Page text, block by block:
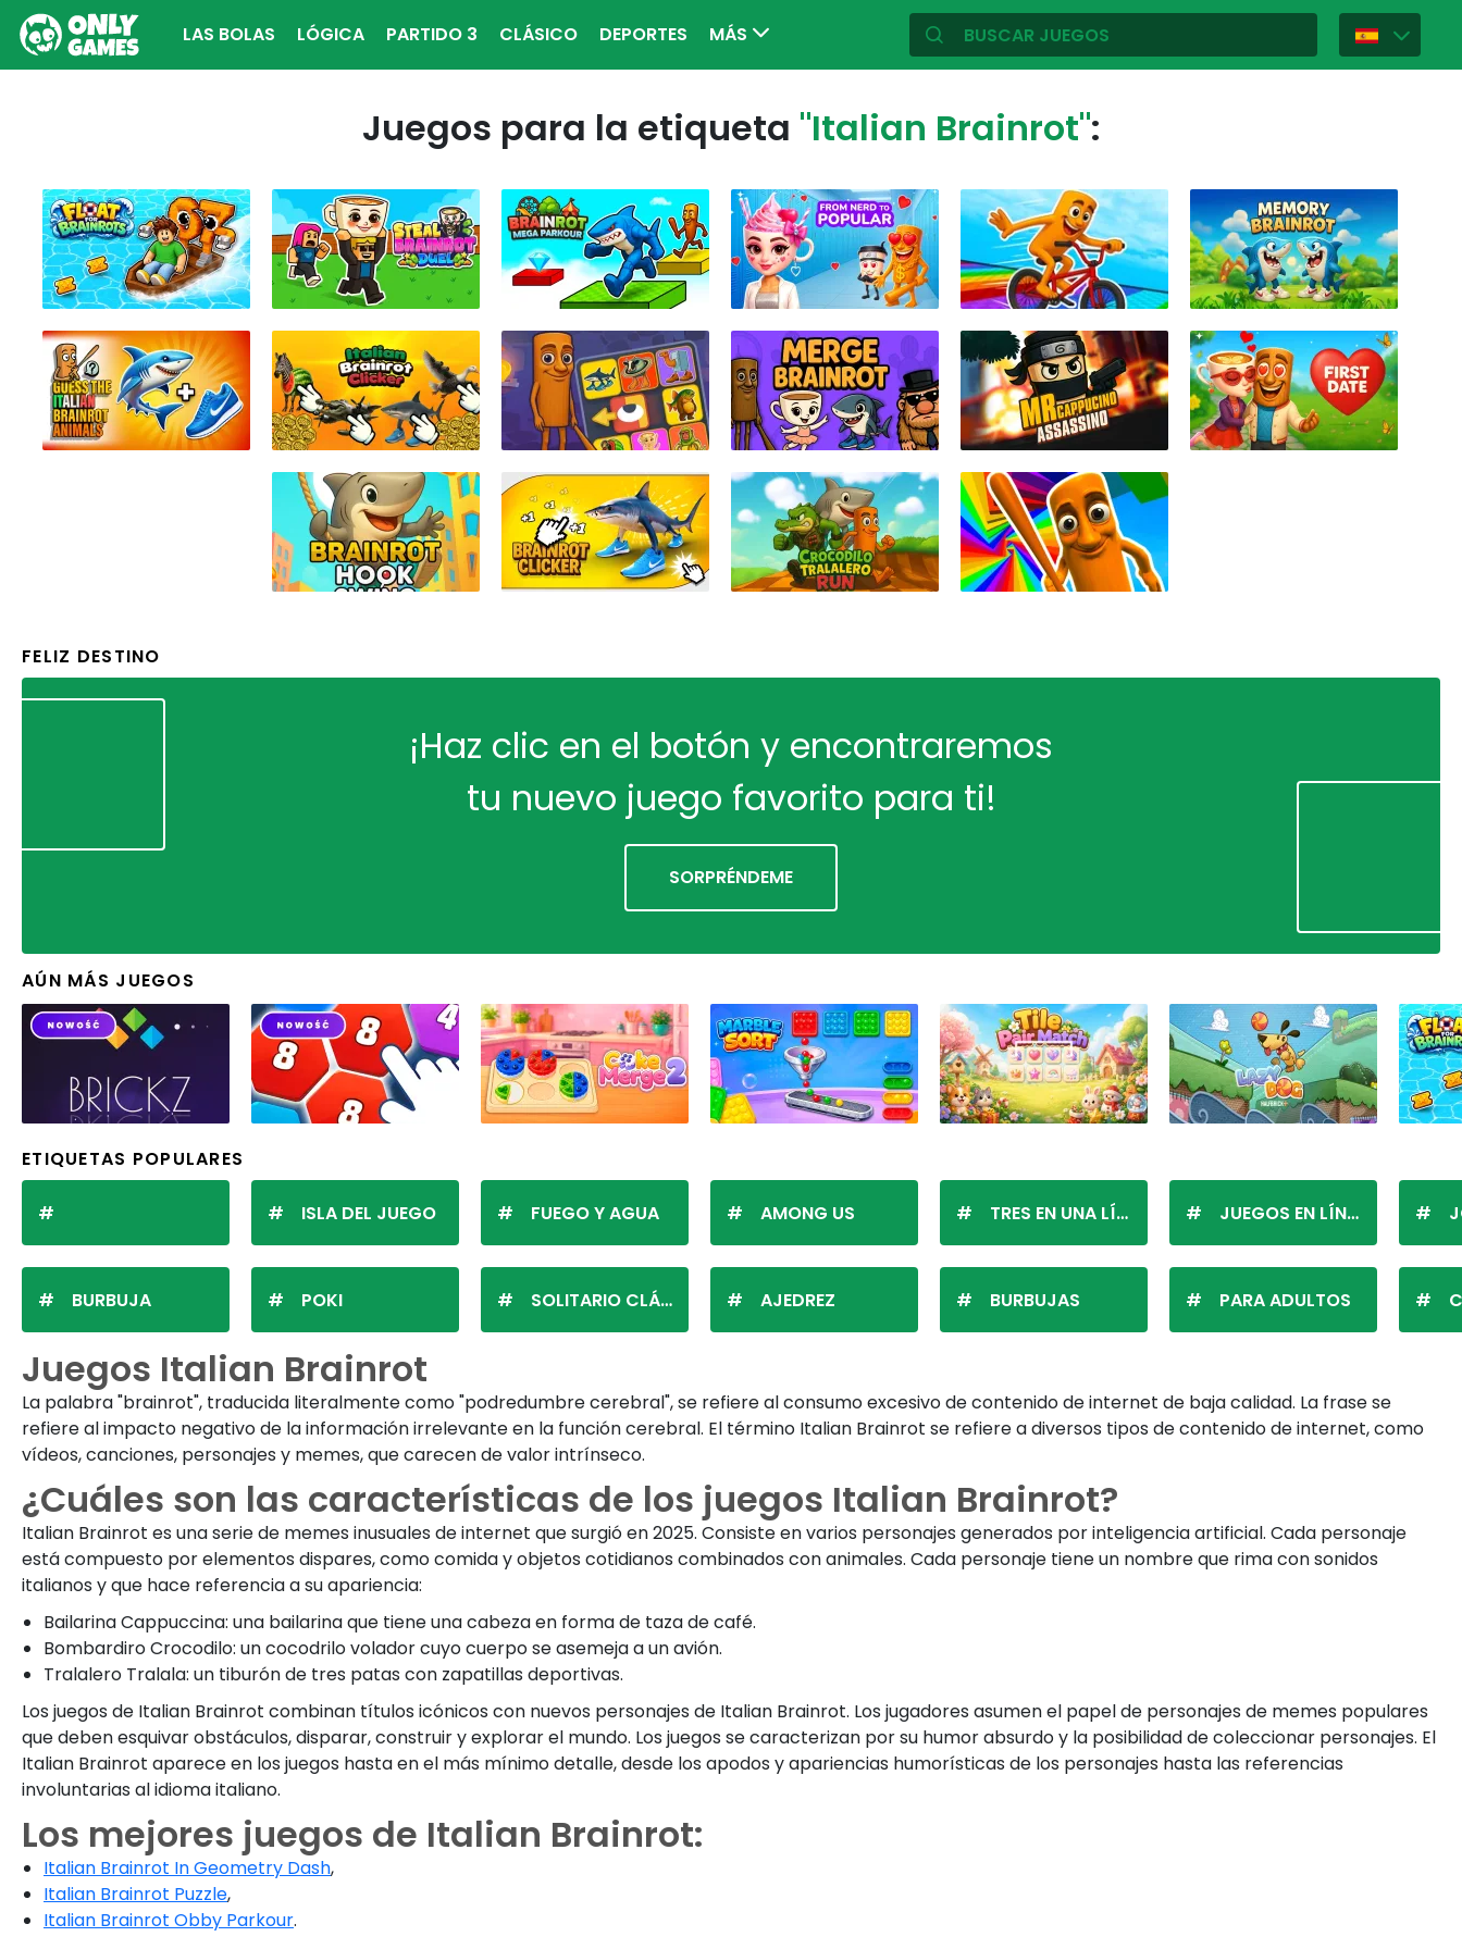
LAS BOLAS LÓGICA PARTIDO 3 CLÁSICO DEPORTES MÁS
Juegos para la etiqueta "Italian Brainrot":
FELIZ DESTINO
¡Haz clic en el botón y encontraremos
tu nuevo juego favorito para ti!
SORPRÉNDEME
AÚN MÁS JUEGOS
ETIQUETAS POPULARES
BURBUJA
ISLA DEL JUEGO
POKI
FUEGO Y AGUA
SOLITARIO CLÁSICO
AMONG US
AJEDREZ
TRES EN UNA LÍNEA
BURBUJAS
JUEGOS EN LÍNEA
PARA ADULTOS
Juegos Italian Brainrot
La palabra "brainrot", traducida literalmente como "podredumbre cerebral", se refiere al consumo excesivo de contenido de internet de baja calidad. La frase se
refiere al impacto negativo de la información irrelevante en la función cerebral. El término Italian Brainrot se refiere a diversos tipos de contenido de internet, como
vídeos, canciones, personajes y memes, que carecen de valor intrínseco.
¿Cuáles son las características de los juegos Italian Brainrot?
Italian Brainrot es una serie de memes inusuales de internet que surgió en 2025. Consiste en varios personajes generados por inteligencia artificial. Cada personaje
está compuesto por elementos dispares, como comida y objetos cotidianos combinados con animales. Cada personaje tiene un nombre que rima con sonidos
italianos y que hace referencia a su apariencia:
Bailarina Cappuccina: una bailarina que tiene una cabeza en forma de taza de café.
Bombardiro Crocodilo: un cocodrilo volador cuyo cuerpo se asemeja a un avión.
Tralalero Tralala: un tiburón de tres patas con zapatillas deportivas.
Los juegos de Italian Brainrot combinan títulos icónicos con nuevos personajes de Italian Brainrot. Los jugadores asumen el papel de personajes de memes populares
que deben esquivar obstáculos, disparar, construir y explorar el mundo. Los juegos se caracterizan por su humor absurdo y la posibilidad de coleccionar personajes. El
Italian Brainrot aparece en los juegos hasta en el más mínimo detalle, desde los apodos y apariencias humorísticas de los personajes hasta las referencias
involuntarias al idioma italiano.
Los mejores juegos de Italian Brainrot:
Italian Brainrot In Geometry Dash,
Italian Brainrot Puzzle,
Italian Brainrot Obby Parkour.